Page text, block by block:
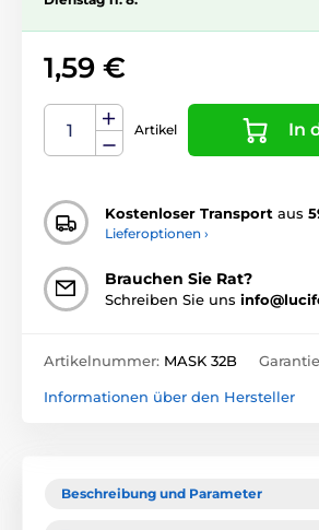
1,59 €
Artikel In
Kostenloser Transport aus
Lieferoptionen ›
Brauchen Sie Rat?
Schreiben Sie uns
Artikelnummer: MASK 32B
Informationen über den Hersteller
Beschreibung und Parameter